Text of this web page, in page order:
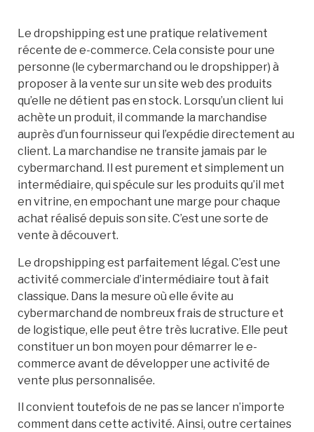
Le dropshipping est une pratique relativement
récente de e-commerce. Cela consiste pour une
personne (le cybermarchand ou le dropshipper) à
proposer à la vente sur un site web des produits
qu’elle ne détient pas en stock. Lorsqu’un client lui
achète un produit, il commande la marchandise
auprès d’un fournisseur qui l’expédie directement au
client. La marchandise ne transite jamais par le
cybermarchand. Il est purement et simplement un
intermédiaire, qui spécule sur les produits qu’il met
en vitrine, en empochant une marge pour chaque
achat réalisé depuis son site. C’est une sorte de
vente à découvert.
Le dropshipping est parfaitement légal. C’est une
activité commerciale d’intermédiaire tout à fait
classique. Dans la mesure où elle évite au
cybermarchand de nombreux frais de structure et
de logistique, elle peut être très lucrative. Elle peut
constituer un bon moyen pour démarrer le e-
commerce avant de développer une activité de
vente plus personnalisée.
Il convient toutefois de ne pas se lancer n’importe
comment dans cette activité. Ainsi, outre certaines